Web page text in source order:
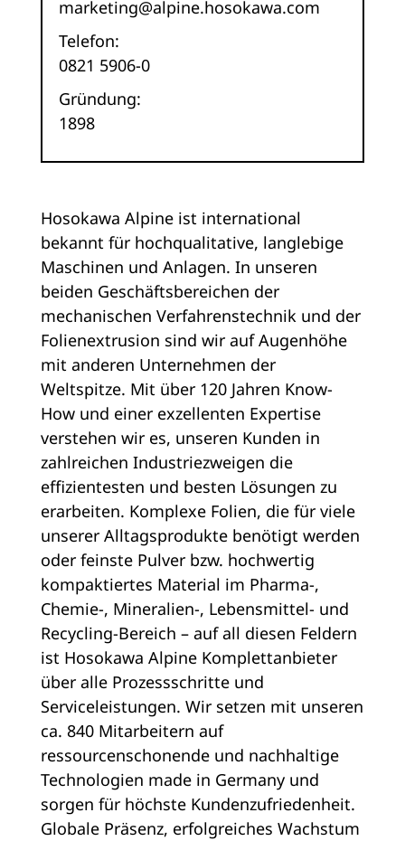
Hosokawa Alpine ist international
bekannt für hochqualitative, langlebige
Maschinen und Anlagen. In unseren
beiden Geschäftsbereichen der
mechanischen Verfahrenstechnik und der
Folienextrusion sind wir auf Augenhöhe
mit anderen Unternehmen der
Weltspitze. Mit über 120 Jahren Know-
How und einer exzellenten Expertise
verstehen wir es, unseren Kunden in
zahlreichen Industriezweigen die
effizientesten und besten Lösungen zu
erarbeiten. Komplexe Folien, die für viele
unserer Alltagsprodukte benötigt werden
oder feinste Pulver bzw. hochwertig
kompaktiertes Material im Pharma-,
Chemie-, Mineralien-, Lebensmittel- und
Recycling-Bereich – auf all diesen Feldern
ist Hosokawa Alpine Komplettanbieter
über alle Prozessschritte und
Serviceleistungen. Wir setzen mit unseren
ca. 840 Mitarbeitern auf
ressourcenschonende und nachhaltige
Technologien made in Germany und
sorgen für höchste Kundenzufriedenheit.
Globale Präsenz, erfolgreiches Wachstum
marketing@alpine.hosokawa.com
Telefon:
0821 5906-0
Gründung:
1898